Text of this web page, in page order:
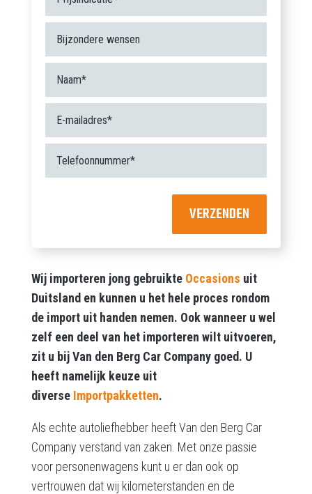
VERZENDEN
Wij importeren jong gebruikte Occasions uit
Duitsland en kunnen u het hele proces rondom
de import uit handen nemen. Ook wanneer u wel
zelf een deel van het importeren wilt uitvoeren,
zit u bij Van den Berg Car Company goed. U
heeft namelijk keuze uit
diverse Importpakketten.
Als echte autoliefhebber heeft Van den Berg Car
Company verstand van zaken. Met onze passie
voor personenwagens kunt u er dan ook op
vertrouwen dat wij kilometerstanden en de